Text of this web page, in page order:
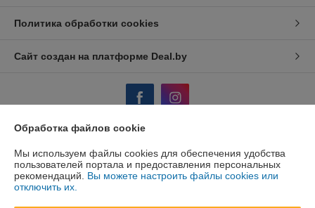
Политика обработки cookies
Сайт создан на платформе Deal.by
Информация для покупателя
Юридическое лицо: ООО "АйронТрейдПлюс"
220075 Республика Беларусь, г. Минск, ул.Селицкого 17 каб 207
Обработка файлов cookie
Мы используем файлы cookies для обеспечения удобства
пользователей портала и предоставления персональных
рекомендаций. Вы можете настроить файлы cookies или
отключить их.